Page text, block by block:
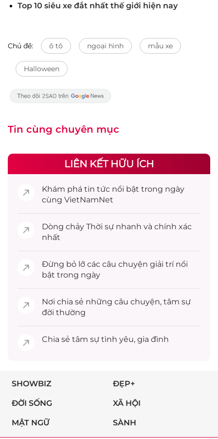
Top 10 siêu xe đắt nhất thế giới hiện nay
Chủ đề: ô tô ngoại hình mẫu xe
Halloween
Tin cùng chuyên mục
LIÊN KẾT HỮU ÍCH
Khám phá tin tức nổi bật trong ngày
cùng VietNamNet
Dòng chảy Thời sự nhanh và chính xác
nhất
Đừng bỏ lỡ các câu chuyện giải trínổi
bật trong ngày
Nơi chia sẻ những câu chuyện, tâm sự
đời thường
Chia sẻ tâm sự tình yêu, gia đình
SHOWBIZ ĐẸP+
ĐỜI SỐNG XÃ HỘI
MẬT NGỮ SÀNH